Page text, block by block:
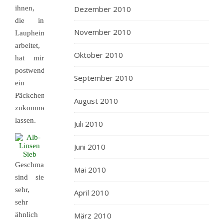
ihnen,
die in
Laupheim
arbeitet,
hat mir
postwendend
ein
Päckchen
zukommen
lassen.
Geschmacklich
sind sie
sehr,
sehr
ähnlich
Dezember 2010
November 2010
Oktober 2010
September 2010
August 2010
Juli 2010
Juni 2010
Mai 2010
April 2010
März 2010